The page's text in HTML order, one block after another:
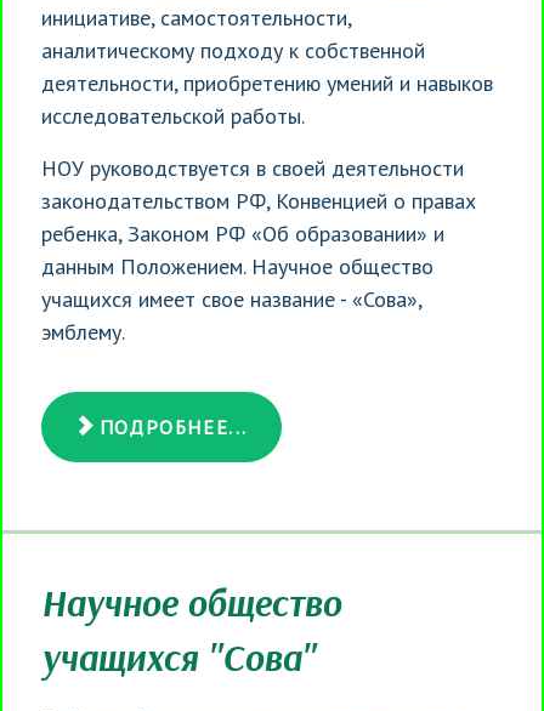
инициативе, самостоятельности,
аналитическому подходу к собственной
деятельности, приобретению умений и навыков
исследовательской работы.
НОУ руководствуется в своей деятельности
законодательством РФ, Конвенцией о правах
ребенка, Законом РФ «Об образовании» и
данным Положением. Научное общество
учащихся имеет свое название - «Сова»,
эмблему.
ПОДРОБНЕЕ...
Научное общество
учащихся "Сова"